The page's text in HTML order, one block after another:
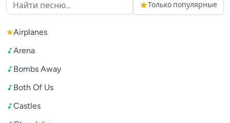
Только популярные
Airplanes
Arena
Bombs Away
Both Of Us
Castles